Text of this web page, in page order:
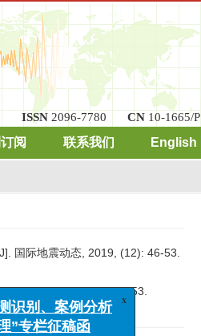
ISSN 2096-7780 CN 10-1665/P
阅 联系我们 English
国际地震动态, 2019, (12): 46-53.
, 2019, (12): 46-53.